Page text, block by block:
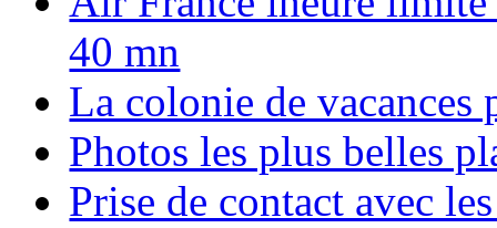
40 mn
La colonie de vacances
Photos les plus belles
Prise de contact avec